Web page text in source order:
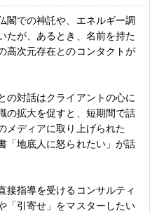
閣での神託や、エネルギー調
たが、あるとき、名前を持た
高次元存在とのコンタクトが
の対話はクライアントの心に
の拡大を促すと、短期間で話
メディアに取り上げられた
「地底人に怒られたい」が話
接指導を受けるコンサルティ
「引寄せ」をマスターしたい